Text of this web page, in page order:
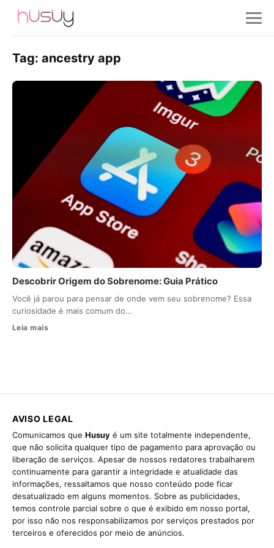
Tag: ancestry app
Descobrir Origem do Sobrenome: Guia Prático
Você já parou para pensar de onde vem seu sobrenome? Essa
curiosidade é mais comum do…
Leia mais
AVISO LEGAL
Comunicamos que Husuy é um site totalmente independente,
que não solicita qualquer tipo de pagamento para aprovação ou
liberação de serviços. Apesar de nossos redatores trabalharem
continuamente para garantir a integridade e atualidade das
informações, ressaltamos que nosso conteúdo pode ficar
desatualizado em alguns momentos. Sobre as publicidades,
temos controle parcial sobre o que é exibido em nosso portal,
por isso não nos responsabilizamos por serviços prestados por
terceiros e oferecidos por meio de anúncios.